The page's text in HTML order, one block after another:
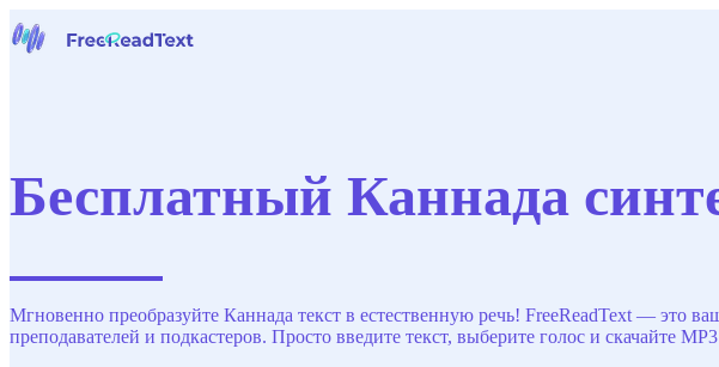
Цены
Свяжитесь с нами
Бесплатный Каннада
Мгновенно преобразуйте Каннада текст в естественную речь! FreeReadText — это
преподавателей и подкастеров. Просто введите текст, выберите голос и скачайте